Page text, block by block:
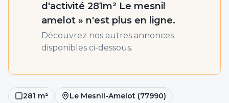
d'activité 281m² Le mesnil
amelot » n'est plus en ligne.
Découvrez nos autres annonces
disponibles ci-dessous.
281 m² Le Mesnil-Amelot (77990)